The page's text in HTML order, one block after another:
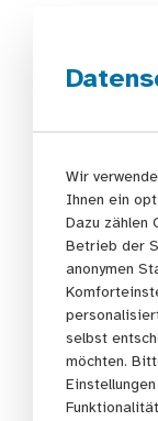
Dr. Antje
Hessen) legte
2023 nieder.
Köster-
Antje Köster-
wirklich Fuß zu
haben
insbesondere
richtig an
Neuer
Für das Amt
Wir
Ihnen ein
Dazu zählen
Betrieb der
anonymen
selbst
möchten.